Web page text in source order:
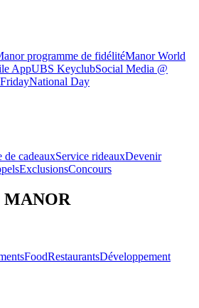
programme de fidélitéManor World
AppUBS KeyclubSocial Media @
National Day
de cadeauxService rideauxDevenir
ExclusionsConcours
MANOR
FoodRestaurantsDéveloppement